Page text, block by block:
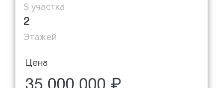
S участка
2
Этажей
Цена